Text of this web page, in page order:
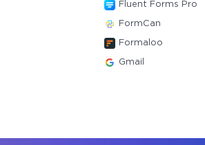
Fluent Forms Pro
FormCan
Formaloo
Gmail